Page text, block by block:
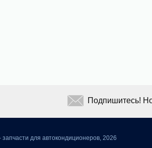
для автокондиционеров, 2026
Подпишитесь!